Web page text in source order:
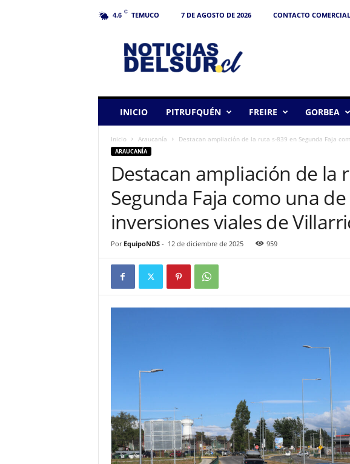
4.6 C TEMUCO 7 DE AGOSTO DE 2026 CONTACTO
INICIO PITRUFQUÉN FREIRE GORBEA
Inicio Araucanía Destacan ampliación de la ruta s-839 en Segunda Faja
ARAUCANÍA
Destacan ampliación de la
Segunda Faja como una
inversiones viales de
Por EquipoNDS- 12 de diciembre de 2025 959